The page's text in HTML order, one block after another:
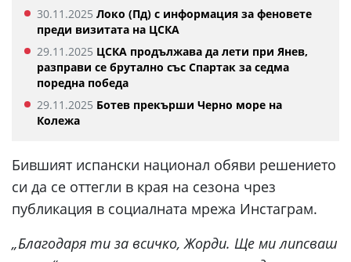
30.11.2025 Локо (Пд) с информация за феновете
преди визитата на ЦСКА
29.11.2025 ЦСКА продължава да лети при Янев,
разправи се брутално със Спартак за седма
поредна победа
29.11.2025 Ботев прекърши Черно море на
Колежа
Бившият испански национал обяви решението
си да се оттегли в края на сезона чрез
публикация в социалната мрежа Инстаграм.
„Благодаря ти за всичко, Жорди. Ще ми липсваш